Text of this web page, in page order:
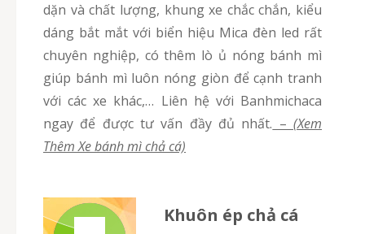
dặn và chất lượng, khung xe chắc chắn, kiểu
dáng bắt mắt với biển hiệu Mica đèn led rất
chuyên nghiệp, có thêm lò ủ nóng bánh mì
giúp bánh mì luôn nóng giòn để cạnh tranh
với các xe khác,… Liên hệ với Banhmichaca
ngay để được tư vấn đầy đủ nhất. –(Xem
Thêm Xe bánh mì chả cá)
Khuôn ép chả cá